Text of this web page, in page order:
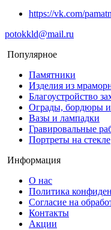
https://vk.com/
potokkld@mail.ru
Популярное
Памятники
Изделия из
Благоустройство
Ограды, бордюры
Вазы и лампадки
Гравировальные
Портреты на стекле
Информация
О нас
Политика
Согласие на
Контакты
Акции